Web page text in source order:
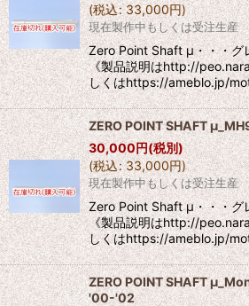
(税込: 33,000円)
現在製作中もしくは受注生産
Zero Point Shaft μ・・・グ
《製品説明はhttp://
しくはhttps://ameblo.jp/
ZERO POINT SHAFT
30,000円(税別)
(税込: 33,000円)
現在製作中もしくは受注生産
Zero Point Shaft μ・・・グ
《製品説明はhttp://
しくはhttps://ameblo.jp/
ZERO POINT SHAFT
'00-'02